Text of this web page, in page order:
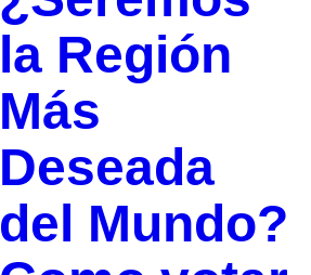
la Región
Más
Deseada
del Mundo?